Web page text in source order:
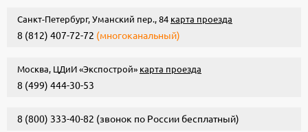
Санкт-Петербург, Уманский пер., 84 карта проезда
8 (812) 407-72-72 (многоканальный)
Москва, ЦДиИ «Экспострой» карта проезда
8 (499) 444-30-53
8 (800) 333-40-82 (звонок по России бесплатный)